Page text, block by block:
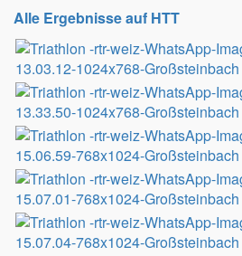
Alle Ergebnisse auf HTT